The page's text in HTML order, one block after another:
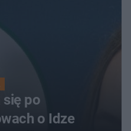
się po
o Idze